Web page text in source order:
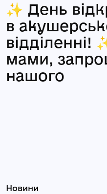
✨ День
в
відділенні!
мами,
нашого
Новини